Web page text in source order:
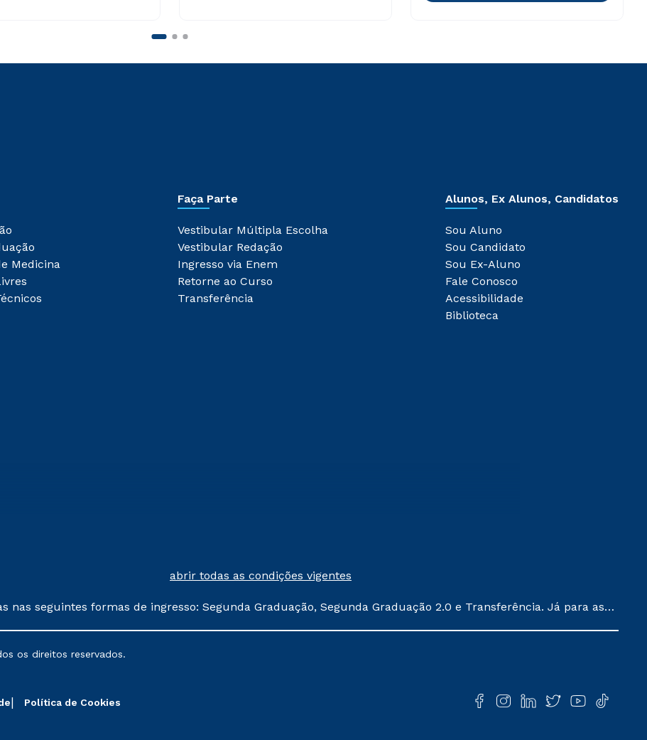
Medicina
Faça Parte
Vestibular Múltipla Escolha
Vestibular Redação
Ingresso via Enem
Retorne ao Curso
Transferência
Alunos, Ex Alunos, Candidatos
Sou Aluno
Sou Candidato
Sou Ex-Aluno
Fale Conosco
Acessibilidade
Biblioteca
abrir todas as condições vigentes
nas seguintes formas de ingresso: Segunda Graduação, Segunda Graduação 2.0 e Transferência. Já para as
poderão sofrer alterações nos períodos de rematrícula conforme exposto no contrato de prestação de
os direitos reservados.
Política de Cookies